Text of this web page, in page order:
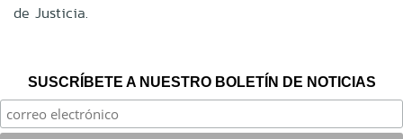
de Justicia.
SUSCRÍBETE A NUESTRO BOLETÍN DE NOTICIAS